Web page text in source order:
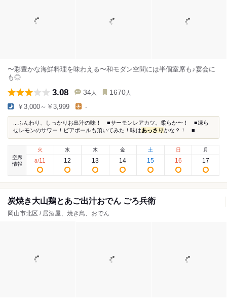
〜彩豊かな海鮮料理を味わえる〜和モダン空間には半個室席も♪宴会に
も◎
3.08 34 人 1670 人
￥3,000～￥3,999 -
...ふんわり、しっかりお出汁の味！ ■サーモンレアカツ。柔らか〜！ ■凍ら
せレモンのサワー！ビアボールも頂いてみた！味はあっさりかな？！ ■...
空席
情報
火
8/11
水
12
木
13
金
14
土
15
日
16
月
17
炭焼き大山鶏とあご出汁おでん ごろ兵衛
岡山市北区 / 居酒屋、焼き鳥、おでん